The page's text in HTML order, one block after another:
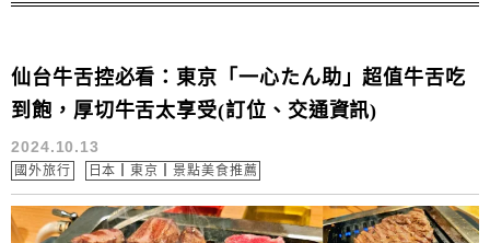
家趕緊收到口袋清單裡吧~~
仙台牛舌控必看：東京「一心たん助」超值牛舌吃
到飽，厚切牛舌太享受(訂位、交通資訊)
2024.10.13
國外旅行 日本┃東京┃景點美食推薦